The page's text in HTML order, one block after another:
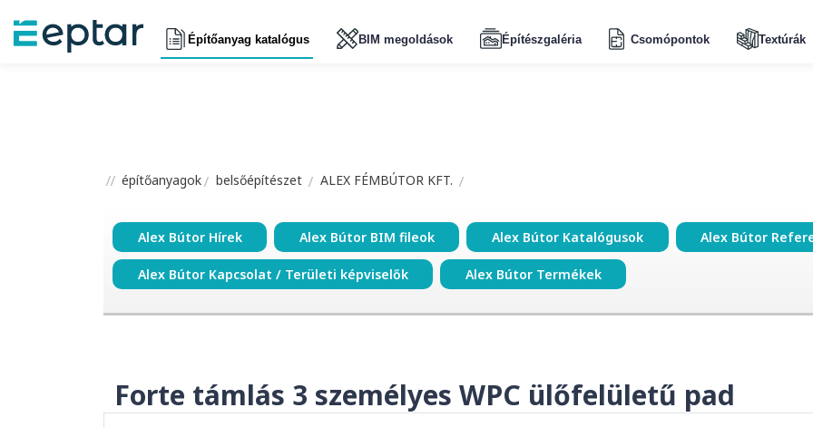
Építőanyag katalógus BIM megoldások Építészgaléria Csomópontok Textúrák
építőanyagok belsőépítészet ALEX FÉMBÚTOR KFT.
Alex Bútor Hírek Alex Bútor BIM fileok Alex Bútor Katalógusok Alex Bútor
Alex Bútor Kapcsolat / Területi képviselők Alex Bútor Termékek
Forte támlás 3 személyes WPC ülőfelületű pad